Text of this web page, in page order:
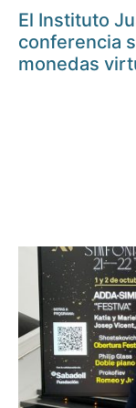
El Instituto
conferencia
monedas